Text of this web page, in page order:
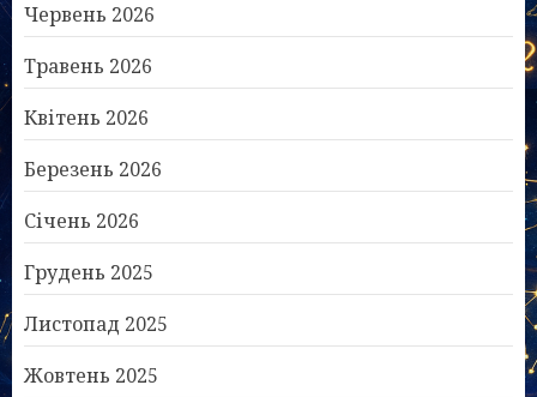
Червень 2026
Травень 2026
Квітень 2026
Березень 2026
Січень 2026
Грудень 2025
Листопад 2025
Жовтень 2025